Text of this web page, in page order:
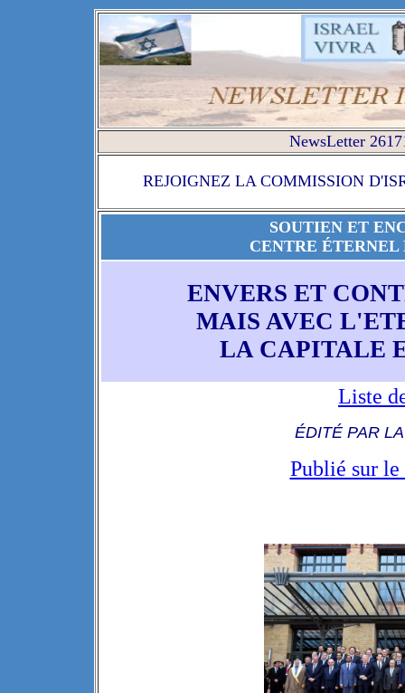
NewsLetter
REJOIGNEZ LA COMMISSION
SOUTIEN ET
CENTRE
ENVERS ET
MAIS AVEC
LA CAPITALE
Liste
ÉDITÉ PAR
Publié sur